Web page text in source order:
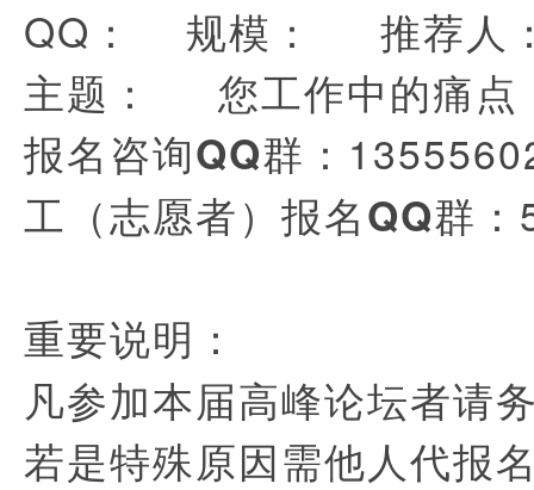
QQ： 规模： 推荐人
主题： 您工作中的痛
报名咨询QQ群 ：
工（志愿者）报名QQ群
重要说明：
凡参加本届高峰论坛者请
若是特殊原因需他人代报